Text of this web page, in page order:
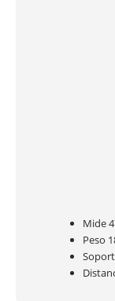
Mide
Peso